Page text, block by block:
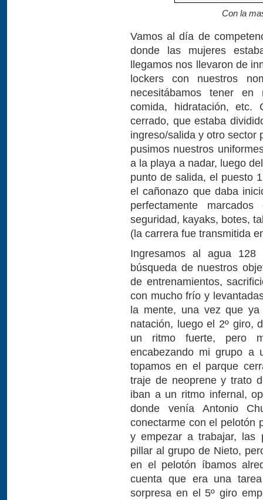
Con la
Vamos al día de
donde las mujeres
llegamos nos llevaron de
lockers con nuestros
necesitábamos tener
comida, hidratación,
cerrado, que estaba
ingreso/salida y otro sector
pusimos nuestros
a la playa a nadar, luego
punto de salida, el puesto
el cañonazo que daba
perfectamente
seguridad, kayaks, botes,
(la carrera fue transmitida
Ingresamos al agua
búsqueda de nuestros
de entrenamientos,
con mucho frío y
la mente, una vez que
natación, luego el 2º giro,
un ritmo fuerte, pero
encabezando mi grupo a
topamos en el parque
traje de neoprene y trato
iban a un ritmo infernal,
donde venía Antonio
conectarme con el pelotón
y empezar a trabajar, las
pillar al grupo de Nieto,
en el pelotón íbamos
cuenta que era una
sorpresa en el 5º giro